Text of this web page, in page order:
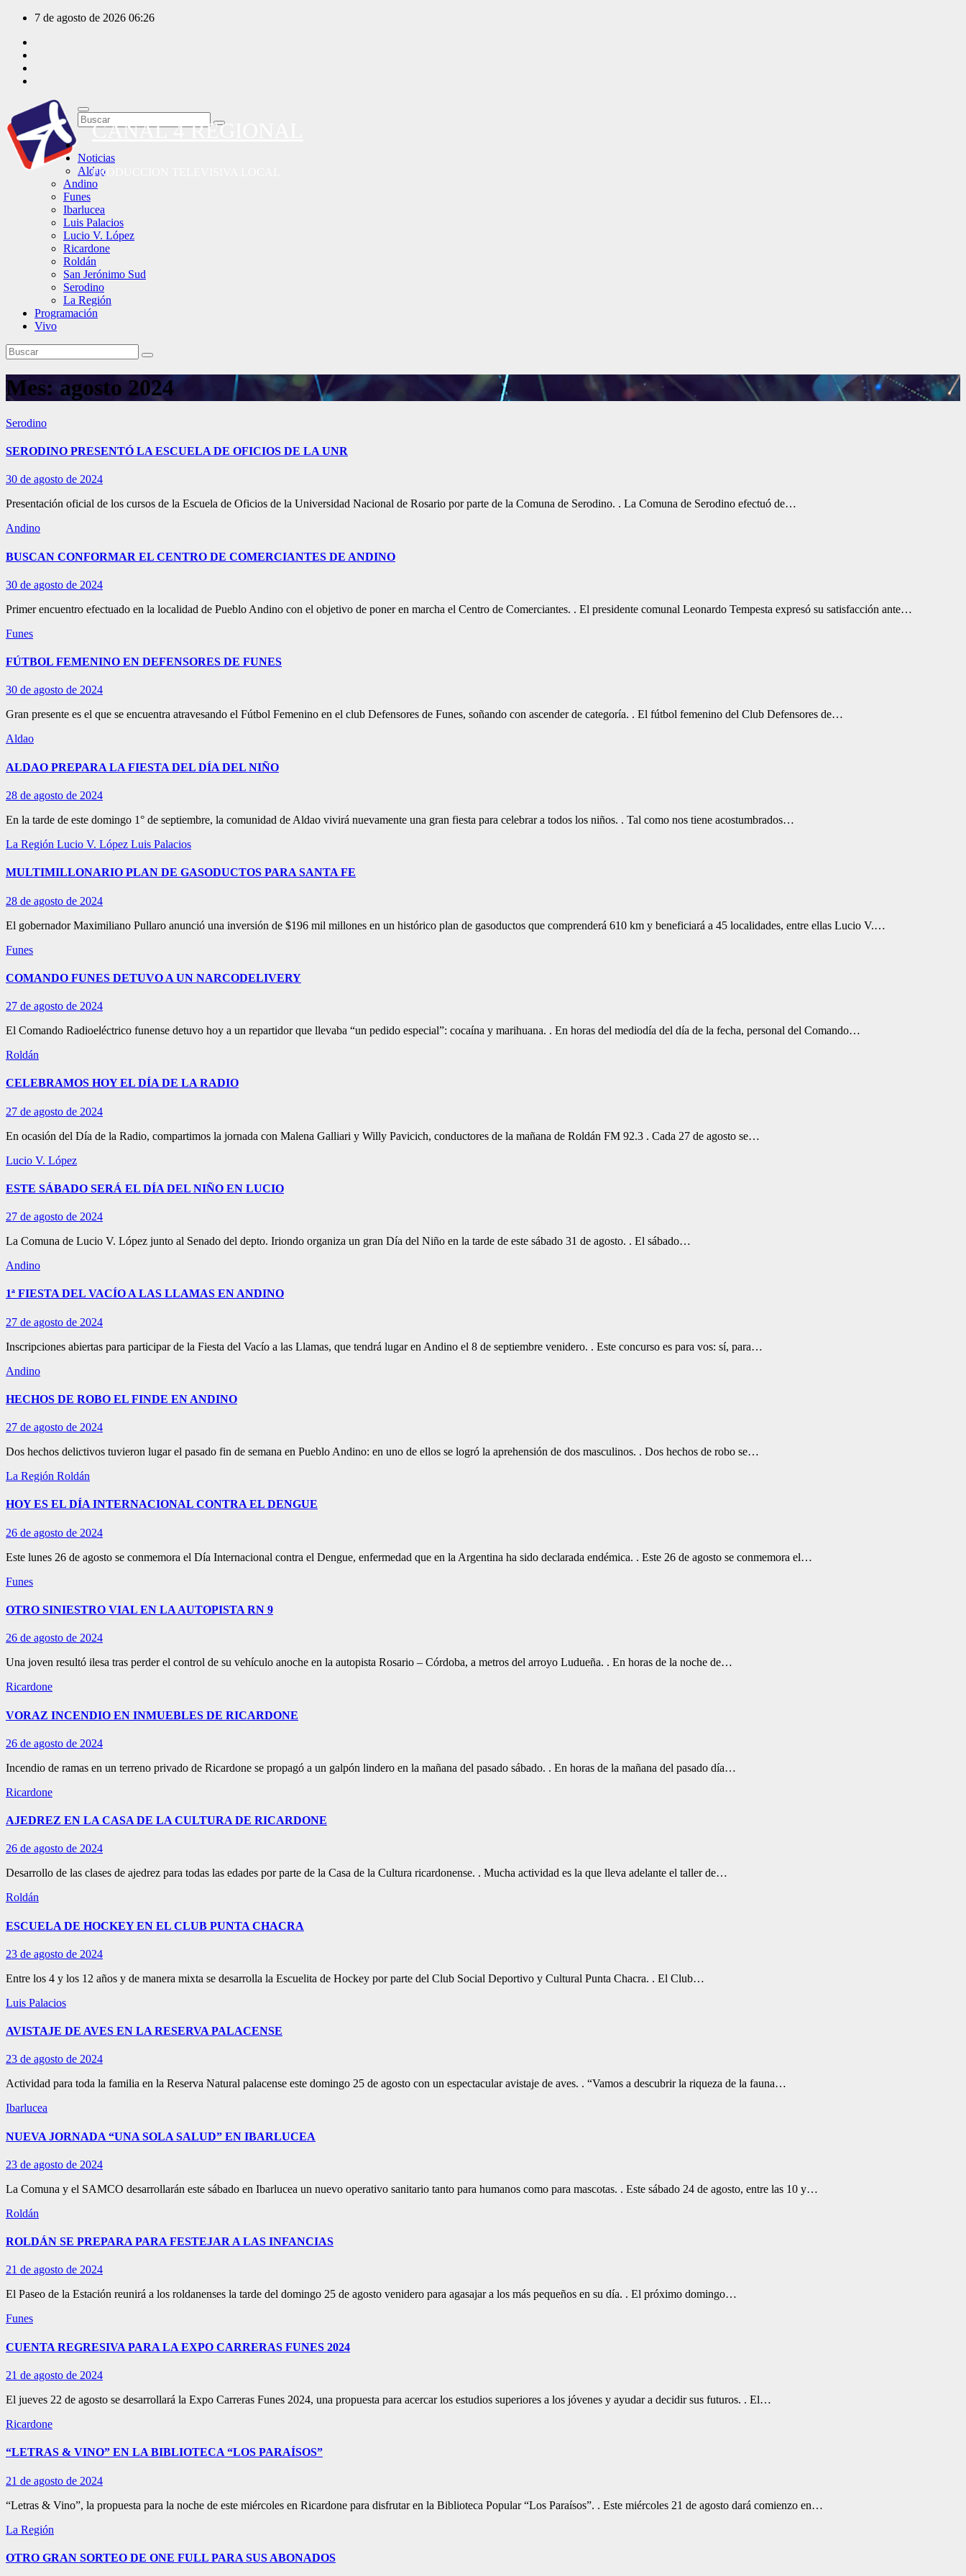
Saltar
contenido
7 de agosto de 2026 06:26
CANAL 4 REGIONAL
PRODUCCION TELEVISIVA LOCAL
Noticias
Aldao
Andino
Funes
Ibarlucea
Luis Palacios
Lucio V. López
Ricardone
Roldán
San Jerónimo Sud
Serodino
La Región
Programación
Vivo
Mes: agosto 2024
Serodino
SERODINO PRESENTÓ LA ESCUELA DE OFICIOS DE LA UNR
30 de agosto de 2024
Presentación oficial de los cursos de la Escuela de Oficios de la Universidad Nacional de Rosario por parte de la Comuna de Serodino. . La Comuna de Serodino efectuó de…
Andino
BUSCAN CONFORMAR EL CENTRO DE COMERCIANTES DE ANDINO
30 de agosto de 2024
Primer encuentro efectuado en la localidad de Pueblo Andino con el objetivo de poner en marcha el Centro de Comerciantes. . El presidente comunal Leonardo Tempesta expresó su satisfacción ante…
Funes
FÚTBOL FEMENINO EN DEFENSORES DE FUNES
30 de agosto de 2024
Gran presente es el que se encuentra atravesando el Fútbol Femenino en el club Defensores de Funes, soñando con ascender de categoría. . El fútbol femenino del Club Defensores de…
Aldao
ALDAO PREPARA LA FIESTA DEL DÍA DEL NIÑO
28 de agosto de 2024
En la tarde de este domingo 1° de septiembre, la comunidad de Aldao vivirá nuevamente una gran fiesta para celebrar a todos los niños. . Tal como nos tiene acostumbrados…
La Región Lucio V. López Luis Palacios
MULTIMILLONARIO PLAN DE GASODUCTOS PARA SANTA FE
28 de agosto de 2024
El gobernador Maximiliano Pullaro anunció una inversión de $196 mil millones en un histórico plan de gasoductos que comprenderá 610 km y beneficiará a 45 localidades, entre ellas Lucio V.…
Funes
COMANDO FUNES DETUVO A UN NARCODELIVERY
27 de agosto de 2024
El Comando Radioeléctrico funense detuvo hoy a un repartidor que llevaba “un pedido especial”: cocaína y marihuana. . En horas del mediodía del día de la fecha, personal del Comando…
Roldán
CELEBRAMOS HOY EL DÍA DE LA RADIO
27 de agosto de 2024
En ocasión del Día de la Radio, compartimos la jornada con Malena Galliari y Willy Pavicich, conductores de la mañana de Roldán FM 92.3 . Cada 27 de agosto se…
Lucio V. López
ESTE SÁBADO SERÁ EL DÍA DEL NIÑO EN LUCIO
27 de agosto de 2024
La Comuna de Lucio V. López junto al Senado del depto. Iriondo organiza un gran Día del Niño en la tarde de este sábado 31 de agosto. . El sábado…
Andino
1ª FIESTA DEL VACÍO A LAS LLAMAS EN ANDINO
27 de agosto de 2024
Inscripciones abiertas para participar de la Fiesta del Vacío a las Llamas, que tendrá lugar en Andino el 8 de septiembre venidero. . Este concurso es para vos: sí, para…
Andino
HECHOS DE ROBO EL FINDE EN ANDINO
27 de agosto de 2024
Dos hechos delictivos tuvieron lugar el pasado fin de semana en Pueblo Andino: en uno de ellos se logró la aprehensión de dos masculinos. . Dos hechos de robo se…
La Región Roldán
HOY ES EL DÍA INTERNACIONAL CONTRA EL DENGUE
26 de agosto de 2024
Este lunes 26 de agosto se conmemora el Día Internacional contra el Dengue, enfermedad que en la Argentina ha sido declarada endémica. . Este 26 de agosto se conmemora el…
Funes
OTRO SINIESTRO VIAL EN LA AUTOPISTA RN 9
26 de agosto de 2024
Una joven resultó ilesa tras perder el control de su vehículo anoche en la autopista Rosario – Córdoba, a metros del arroyo Ludueña. . En horas de la noche de…
Ricardone
VORAZ INCENDIO EN INMUEBLES DE RICARDONE
26 de agosto de 2024
Incendio de ramas en un terreno privado de Ricardone se propagó a un galpón lindero en la mañana del pasado sábado. . En horas de la mañana del pasado día…
Ricardone
AJEDREZ EN LA CASA DE LA CULTURA DE RICARDONE
26 de agosto de 2024
Desarrollo de las clases de ajedrez para todas las edades por parte de la Casa de la Cultura ricardonense. . Mucha actividad es la que lleva adelante el taller de…
Roldán
ESCUELA DE HOCKEY EN EL CLUB PUNTA CHACRA
23 de agosto de 2024
Entre los 4 y los 12 años y de manera mixta se desarrolla la Escuelita de Hockey por parte del Club Social Deportivo y Cultural Punta Chacra. . El Club…
Luis Palacios
AVISTAJE DE AVES EN LA RESERVA PALACENSE
23 de agosto de 2024
Actividad para toda la familia en la Reserva Natural palacense este domingo 25 de agosto con un espectacular avistaje de aves. . “Vamos a descubrir la riqueza de la fauna…
Ibarlucea
NUEVA JORNADA “UNA SOLA SALUD” EN IBARLUCEA
23 de agosto de 2024
La Comuna y el SAMCO desarrollarán este sábado en Ibarlucea un nuevo operativo sanitario tanto para humanos como para mascotas. . Este sábado 24 de agosto, entre las 10 y…
Roldán
ROLDÁN SE PREPARA PARA FESTEJAR A LAS INFANCIAS
21 de agosto de 2024
El Paseo de la Estación reunirá a los roldanenses la tarde del domingo 25 de agosto venidero para agasajar a los más pequeños en su día. . El próximo domingo…
Funes
CUENTA REGRESIVA PARA LA EXPO CARRERAS FUNES 2024
21 de agosto de 2024
El jueves 22 de agosto se desarrollará la Expo Carreras Funes 2024, una propuesta para acercar los estudios superiores a los jóvenes y ayudar a decidir sus futuros. . El…
Ricardone
“LETRAS & VINO” EN LA BIBLIOTECA “LOS PARAÍSOS”
21 de agosto de 2024
“Letras & Vino”, la propuesta para la noche de este miércoles en Ricardone para disfrutar en la Biblioteca Popular “Los Paraísos”. . Este miércoles 21 de agosto dará comienzo en…
La Región
OTRO GRAN SORTEO DE ONE FULL PARA SUS ABONADOS